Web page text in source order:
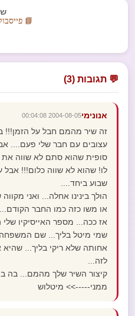
📘
💬 תגובות (3)
אנונימי2004-08-05 00:04:08
זה שיר מהמם חבל על הזמן!!!
עצובים עם חבר שלי פעם....
סופית שהוא סתם לא שווה את
לו! שהוא לא שווה כלום!!! אבל
שבוע ביחד....
הולך בינינו אחלה... ואני
או משו כזה כמו החבר הקודם...
אז ככה... מספר האייסיקיו שלי הוא--->
שמי מיטל בליך... שם המשפחה
אחותה שלא ריקי בליך...
לזה...
קיצור השיר שלך מהמם... בה ביי נשמה
ממני----->> מיטלוש